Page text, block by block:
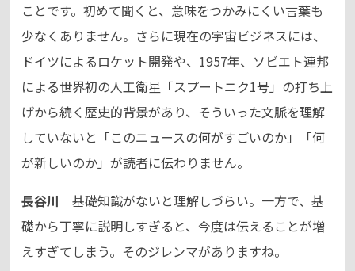
ことです。初めて聞くと、意味をつかみにくい言葉も
少なくありません。さらに現在の宇宙ビジネスには、
ドイツによるロケット開発や、1957年、ソビエト連邦
による世界初の人工衛星「スプートニク1号」の打ち上
げから続く歴史的背景があり、そういった文脈を理解
していないと「このニュースの何がすごいのか」「何
が新しいのか」が読者に伝わりません。
長谷川 基礎知識がないと理解しづらい。一方で、基
礎から丁寧に説明しすぎると、今度は伝えることが増
えすぎてしまう。そのジレンマがありますね。